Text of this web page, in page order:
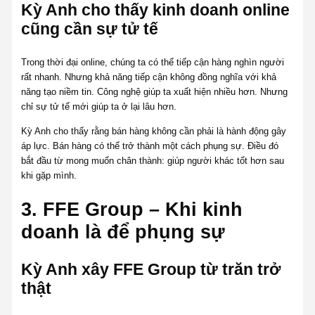
Kỳ Anh cho thấy kinh doanh online
cũng cần sự tử tế
Trong thời đại online, chúng ta có thể tiếp cận hàng nghìn người
rất nhanh. Nhưng khả năng tiếp cận không đồng nghĩa với khả
năng tạo niềm tin. Công nghệ giúp ta xuất hiện nhiều hơn. Nhưng
chỉ sự tử tế mới giúp ta ở lại lâu hơn.
Kỳ Anh cho thấy rằng bán hàng không cần phải là hành động gây
áp lực. Bán hàng có thể trở thành một cách phụng sự. Điều đó
bắt đầu từ mong muốn chân thành: giúp người khác tốt hơn sau
khi gặp mình.
3. FFE Group – Khi kinh
doanh là để phụng sự
Kỳ Anh xây FFE Group từ trăn trở
thật